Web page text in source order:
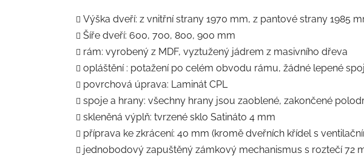
Výška dveří: z vnitřní strany 1970 mm, z pantové strany 1985
Šíře dveří: 600, 700, 800, 900 mm
rám: vyrobený z MDF, vyztužený jádrem z masivního dřeva
opláštění : potažení po celém obvodu rámu, žádné lepené
povrchová úprava: Laminát CPL
spoje a hrany: všechny hrany jsou zaoblené, zakončené
skleněná výplň: tvrzené sklo Satináto 4 mm
příprava ke zkrácení: 40 mm (kromě dveřních křídel s
jednobodový zapuštěný zámkový mechanismus s roztečí 72